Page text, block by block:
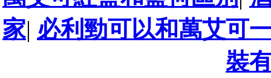
家| 必利勁可以和萬艾可
裝